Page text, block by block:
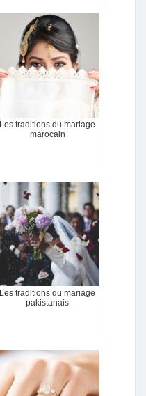
Les traditions du mariage
marocain
Les traditions du mariage
pakistanais